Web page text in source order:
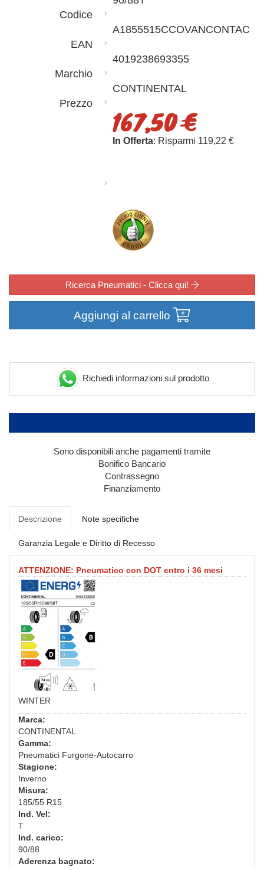
Codice
A1855515CCOVANCONTAC
EAN
4019238693355
Marchio
CONTINENTAL
Prezzo
167,50 €
In Offerta: Risparmi 119,22 €
Ricerca Pneumatici - Clicca qui!
Aggiungi al carrello
Richiedi informazioni sul prodotto
Sono disponibili anche pagamenti tramite
Bonifico Bancario
Contrassegno
Finanziamento
Descrizione Note specifiche
Garanzia Legale e Diritto di Recesso
ATTENZIONE: Pneumatico con DOT entro i 36 mesi
WINTER
Marca:
CONTINENTAL
Gamma:
Pneumatici Furgone-Autocarro
Stagione:
Inverno
Misura:
185/55 R15
Ind. Vel:
T
Ind. carico:
90/88
Aderenza bagnato: